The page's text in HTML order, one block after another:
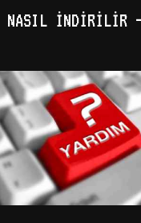
NASIL İNDIRILIR –